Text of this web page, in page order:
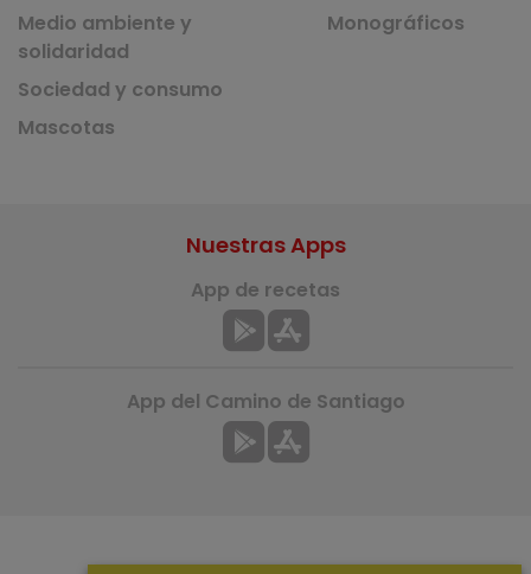
Medio ambiente y
solidaridad
Sociedad y consumo
Mascotas
Monográficos
Nuestras Apps
App de recetas
App del Camino de Santiago